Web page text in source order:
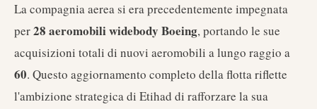
La compagnia aerea si era precedentemente impegnata
per28 aeromobili widebody Boeing, portando le sue
acquisizioni totali di nuovi aeromobili a lungo raggio a
60. Questo aggiornamento completo della flotta riflette
l'ambizione strategica di Etihad di rafforzare la sua